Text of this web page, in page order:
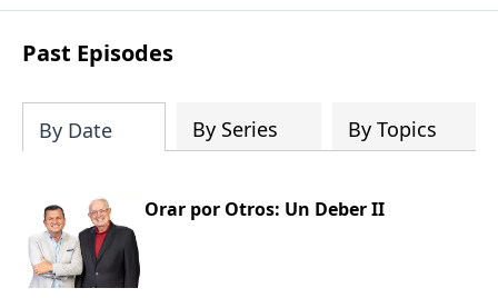
Past Episodes
By Date By Series By Topics
Orar por Otros: Un Deber II